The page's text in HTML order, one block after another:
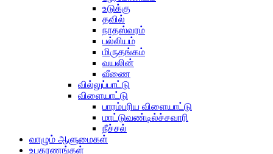
உடுக்கு
தவில்
நாதஸ்வரம்
பல்லியம்
மிருதங்கம்
வயலின்
வீணை
வில்லுப்பாட்டு
விளையாட்டு
பாரம்பரிய விளையாட்டு
மாட்டுவண்டில்ச்சவாரி
நீச்சல்
வாழும் ஆளுமைகள்
உபகரணங்கள்